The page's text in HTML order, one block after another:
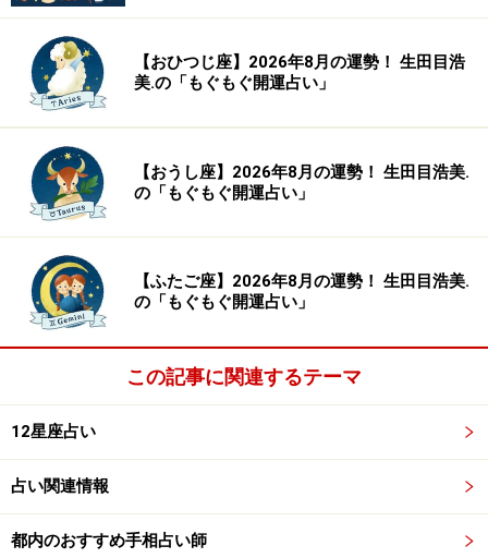
足並みはそろえなくてよし！
マイペース＆ちゃっかりでいく！
＞【詳しく見る】全体運、社交運、恋愛運などはこちら
ふたご座／双子座（5月21日～6月21日生ま
れ）
自分は出さない。
最後まで演じ切って。
＞【詳しく見る】全体運、社交運、恋愛運などはこちら
かに座／蟹座（6月22日～7月22日生まれ）
マインドフルネス。
“今”、“ココ”に焦点を合わせて。
【おひつじ座】2026年8月の運勢！ 生田目浩
美.の「もぐもぐ開運占い」
【おうし座】2026年8月の運勢！ 生田目浩美.
の「もぐもぐ開運占い」
【ふたご座】2026年8月の運勢！ 生田目浩美.
の「もぐもぐ開運占い」
この記事に関連するテーマ
12星座占い
占い関連情報
都内のおすすめ手相占い師